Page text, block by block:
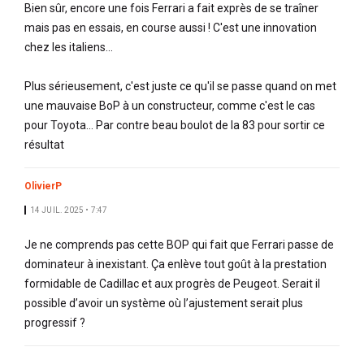
Bien sûr, encore une fois Ferrari a fait exprès de se traîner
mais pas en essais, en course aussi ! C'est une innovation
chez les italiens...
Plus sérieusement, c'est juste ce qu'il se passe quand on met
une mauvaise BoP à un constructeur, comme c'est le cas
pour Toyota... Par contre beau boulot de la 83 pour sortir ce
résultat
OlivierP
14 JUIL. 2025 • 7:47
Je ne comprends pas cette BOP qui fait que Ferrari passe de
dominateur à inexistant. Ça enlève tout goût à la prestation
formidable de Cadillac et aux progrès de Peugeot. Serait il
possible d’avoir un système où l’ajustement serait plus
progressif ?